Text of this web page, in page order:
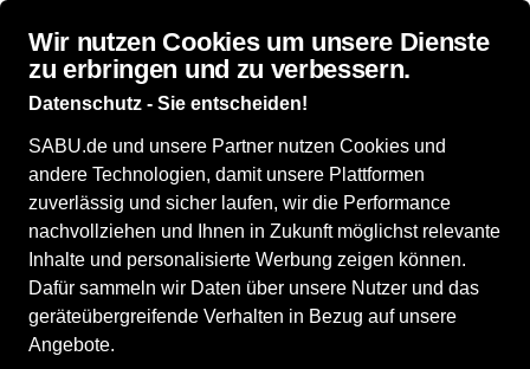
Wir nutzen Cookies um unsere Dienste
zu erbringen und zu verbessern.
Datenschutz - Sie entscheiden!
SABU.de und unsere Partner nutzen Cookies und
andere Technologien, damit unsere Plattformen
zuverlässig und sicher laufen, wir die Performance
nachvollziehen und Ihnen in Zukunft möglichst relevante
Inhalte und personalisierte Werbung zeigen können.
Dafür sammeln wir Daten über unsere Nutzer und das
geräteübergreifende Verhalten in Bezug auf unsere
Angebote.
Damenschuhe
ALLE FILTER